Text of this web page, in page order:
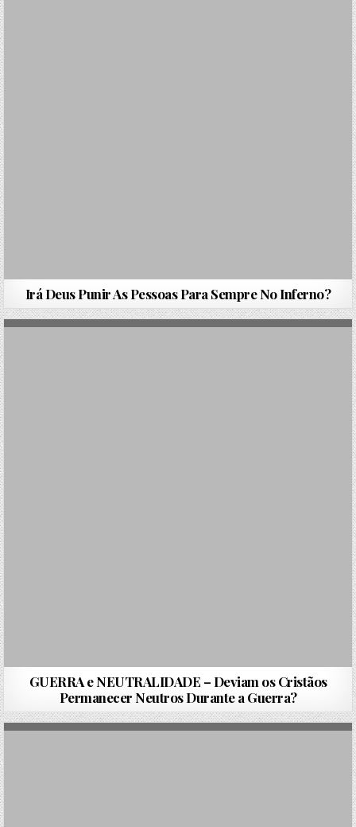
Irá Deus Punir As Pessoas Para Sempre No Inferno?
GUERRA e NEUTRALIDADE – Deviam os Cristãos
Permanecer Neutros Durante a Guerra?